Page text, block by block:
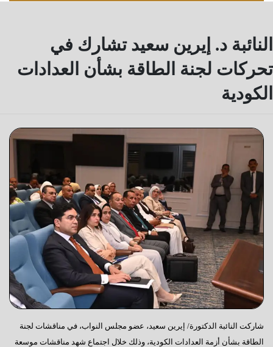
النائبة د. إيرين سعيد تشارك في
تحركات لجنة الطاقة بشأن العدادات
الكودية
شاركت النائبة الدكتورة/ إيرين سعيد، عضو مجلس النواب، في مناقشات لجنة
الطاقة بشأن أزمة العدادات الكودية، وذلك خلال اجتماع شهد مناقشات موسعة